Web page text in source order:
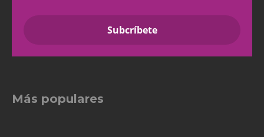
Más populares